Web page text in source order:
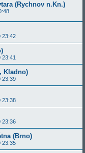
(Rychnov n.Kn.)
23:42
23:41
Kladno)
23:39
23:38
23:36
(Brno)
23:35